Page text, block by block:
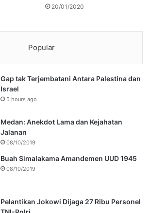
20/01/2020
Popular
Gap tak Terjembatani Antara Palestina dan
Israel
5 hours ago
Medan: Anekdot Lama dan Kejahatan
Jalanan
08/10/2019
Buah Simalakama Amandemen UUD 1945
08/10/2019
Pelantikan Jokowi Dijaga 27 Ribu Personel